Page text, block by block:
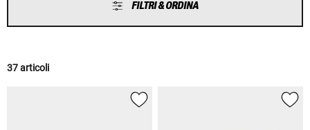
FILTRI & ORDINA
37 articoli